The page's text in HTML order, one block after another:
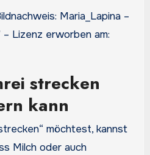
Maria_Lapina –
Lizenz erworben am:
strecken
kann
möchtest, kannst
Milch oder auch